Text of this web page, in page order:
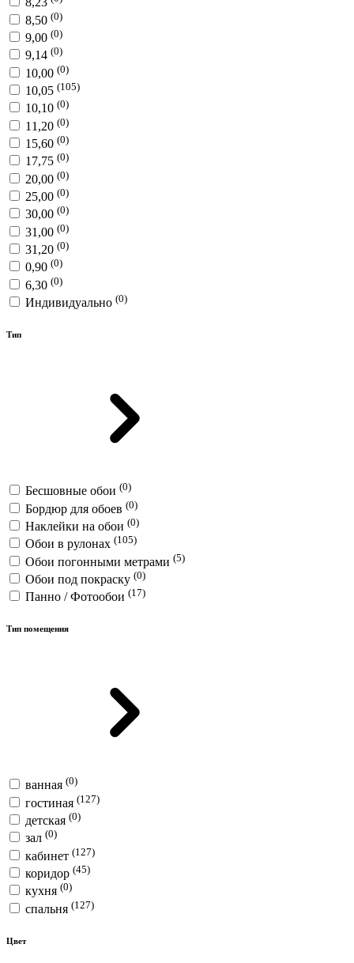
8,50 (0)
9,00 (0)
9,14 (0)
10,00 (0)
10,05 (105)
10,10 (0)
11,20 (0)
15,60 (0)
17,75 (0)
20,00 (0)
25,00 (0)
30,00 (0)
31,00 (0)
31,20 (0)
0,90 (0)
6,30 (0)
Индивидуально (0)
Тип
Бесшовные обои (0)
Бордюр для обоев (0)
Наклейки на обои (0)
Обои в рулонах (105)
Обои погонными метрами (5)
Обои под покраску (0)
Панно / Фотообои (17)
Тип помещения
ванная (0)
гостиная (127)
детская (0)
зал (0)
кабинет (127)
коридор (45)
кухня (0)
спальня (127)
Цвет